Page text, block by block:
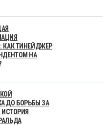
КАК ТИНЕЙДЖЕР
НА
ДО БОРЬБЫ ЗА